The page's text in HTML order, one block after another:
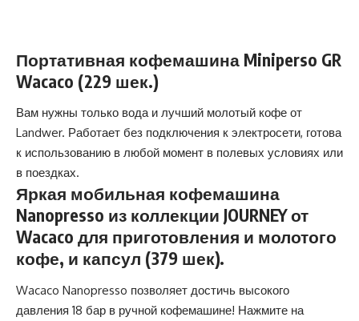
Портативная кофемашина Miniperso GR
Wacaco (229 шек.)
Вам нужны только вода и лучший молотый кофе от
Landwer. Работает без подключения к электросети, готова
к использованию в любой момент в полевых условиях или
в поездках.
Яркая мобильная кофемашина
Nanopresso из коллекции JOURNEY от
Wacaco для приготовления и молотого
кофе, и капсул (379 шек).
Wacaco Nanopresso позволяет достичь высокого
давления 18 бар в ручной кофемашине! Нажмите на